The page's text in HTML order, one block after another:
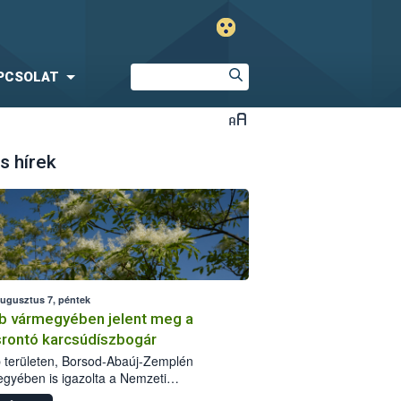
hírek
7, péntek
vármegyében jelent meg a
karcsúdíszbogár
területen, Borsod-Abaúj-Zemplén
is igazolta a Nemzeti
biztonsági Hivatal (Nébih) a